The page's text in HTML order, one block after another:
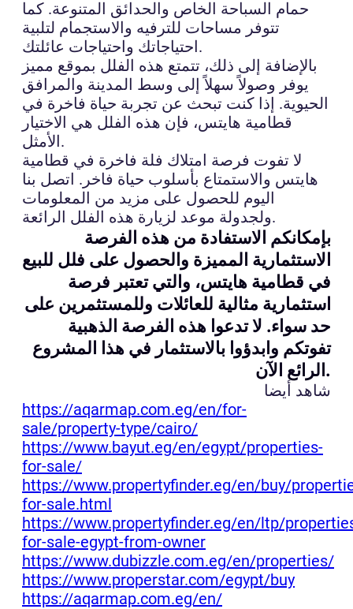
حمام السباحة الخاص والحدائق المتنوعة. كما
تتوفر مساحات للترفيه والاستجمام لتلبية
احتياجاتك واحتياجات عائلتك.
بالإضافة إلى ذلك، تتمتع هذه الفلل بموقع مميز
يوفر وصولاً سهلاً إلى وسط المدينة والمرافق
الحيوية. إذا كنت تبحث عن تجربة حياة فاخرة في
قطامية هايتس، فإن هذه الفلل هي الاختيار
الأمثل.
لا تفوت فرصة امتلاك فلة فاخرة في قطامية
هايتس والاستمتاع بأسلوب حياة فاخر. اتصل بنا
اليوم للحصول على مزيد من المعلومات
ولجدولة موعد لزيارة هذه الفلل الرائعة.
بإمكانكم الاستفادة من هذه الفرصة
الاستثمارية المميزة والحصول على فلل للبيع
في قطامية هايتس، والتي تعتبر فرصة
استثمارية مثالية للعائلات وللمستثمرين على
حد سواء. لا تدعوا هذه الفرصة الذهبية
تفوتكم وابدؤوا بالاستثمار في هذا المشروع
الرائع الآن.
شاهد أيضا
https://aqarmap.com.eg/en/for-
sale/property-type/cairo/
https://www.bayut.eg/en/egypt/properties-
for-sale/
https://www.propertyfinder.eg/en/buy/
for-sale.html
https://www.propertyfinder.eg/en/ltp/
for-sale-egypt-from-owner
https://www.dubizzle.com.eg/en/properties/
https://www.properstar.com/egypt/buy
https://aqarmap.com.eg/en/